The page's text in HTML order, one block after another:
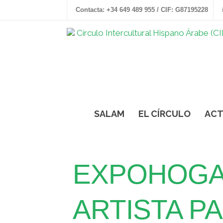
Contacta: +34 649 489 955 / CIF: G87195228
SALAM EL CÍRCULO
ARTISTA